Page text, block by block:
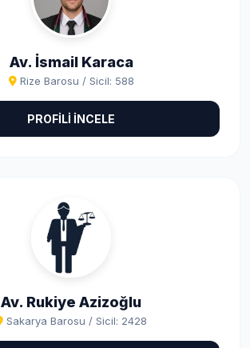
Av. İsmail Karaca
Rize Barosu / Sicil: 588
PROFİLİ İNCELE
Av. Rukiye Azizoğlu
Sakarya Barosu / Sicil: 2428